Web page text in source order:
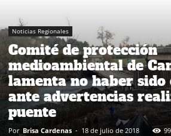
Noticias Regionales
Comité de protección
medioambiental de
lamenta no haber sido
ante advertencias
puente
Por Brisa Cardenas - 18 de julio de 2018